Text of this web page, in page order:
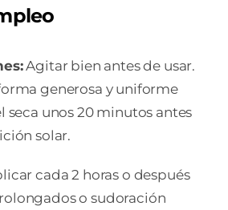
Agitar bien antes de usar.
generosa y uniforme
seca unos 20 minutos antes
solar.
cada 2 horas o después
o sudoración